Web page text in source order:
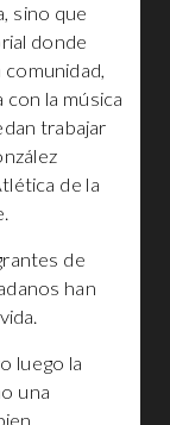
sino que
donde
comunidad,
la música
trabajar
de la
de
han
luego la
una